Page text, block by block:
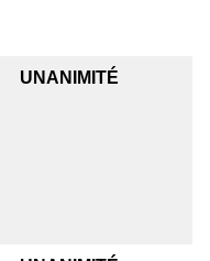
UNANIMITÉ